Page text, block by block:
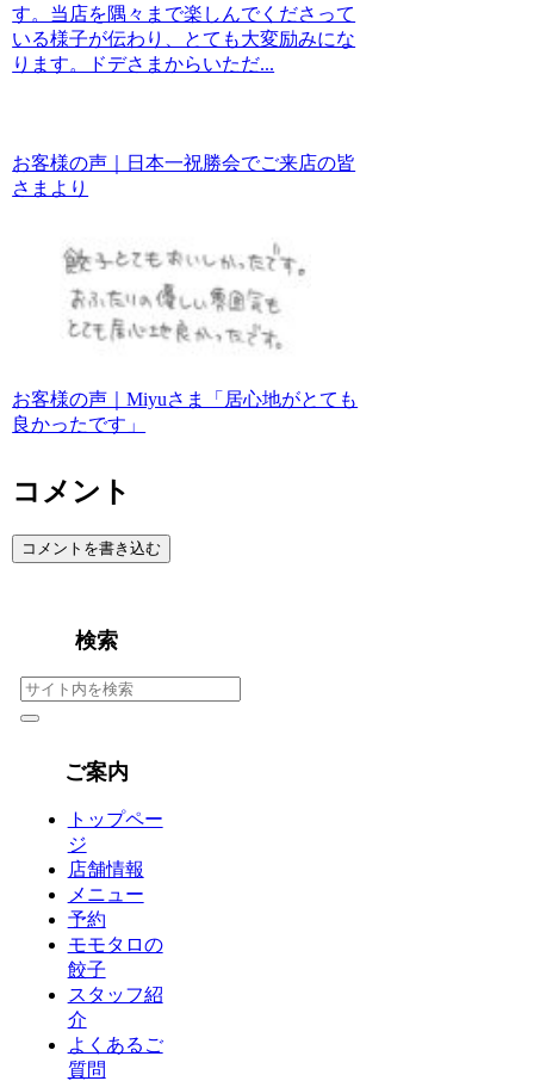
す。当店を隅々まで楽しんでくださって
いる様子が伝わり、とても大変励みにな
ります。ドデさまからいただ...
お客様の声｜日本一祝勝会でご来店の皆
さまより
お客様の声｜Miyuさま「居心地がとても
良かったです」
コメント
コメントを書き込む
検索
ご案内
トップペー
ジ
店舗情報
メニュー
予約
モモタロの
餃子
スタッフ紹
介
よくあるご
質問